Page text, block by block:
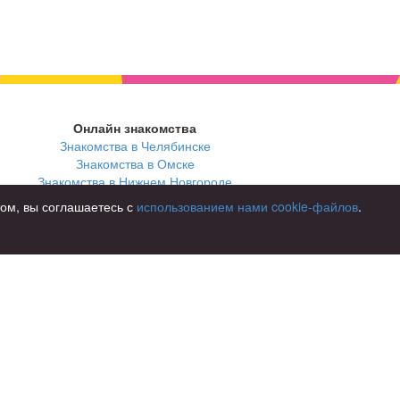
Онлайн знакомства
Знакомства в Челябинске
Знакомства в Омске
Знакомства в Нижнем Новгороде
вы соглашаетесь с использованием нами cookie-файлов.